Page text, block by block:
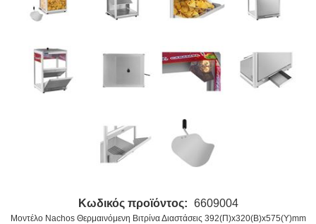
Κωδικός προϊόντος: 6609004
Μοντέλο Nachos Θερμαινόμενη Βιτρίνα Διαστάσεις 392(Π)x320(B)x575(Y)mm